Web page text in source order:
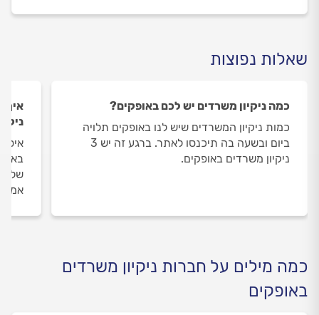
שאלות נפוצות
כמה ניקיון משרדים יש לכם באופקים?
כמות ניקיון המשרדים שיש לנו באופקים תלויה
ביום ובשעה בה תיכנסו לאתר. ברגע זה יש 3
ניקיון משרדים באופקים.
איך
כמה מילים על חברות ניקיון משרדים
באופקים